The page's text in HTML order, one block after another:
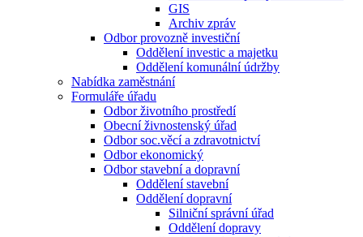
GIS
Archiv zpráv
Odbor provozně investiční
Oddělení investic a majetku
Oddělení komunální údržby
Nabídka zaměstnání
Formuláře úřadu
Odbor životního prostředí
Obecní živnostenský úřad
Odbor soc.věcí a zdravotnictví
Odbor ekonomický
Odbor stavební a dopravní
Oddělení stavební
Oddělení dopravní
Silniční správní úřad
Oddělení dopravy